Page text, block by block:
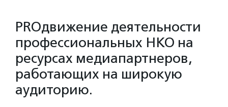
PROдвижение деятельности
профессиональных НКО на
ресурсах медиапартнеров,
работающих на широкую
аудиторию.